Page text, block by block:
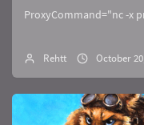
ProxyCommand="nc -x
Rehtt October